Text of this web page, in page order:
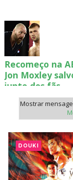
Recomeço na
Jon Moxley
junto dos fãs
SCSA867-Aug 07
Drama no
de
lesão grave no
SCSA867-Aug 07
Mostrar
DOUKI